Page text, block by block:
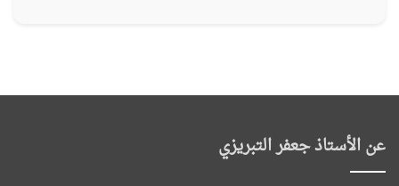
عن الأستاذ جعفر التبريزي